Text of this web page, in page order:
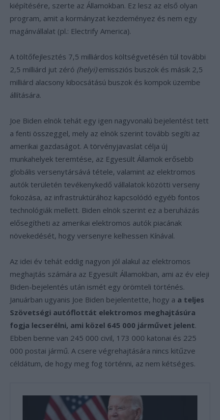
kiépítésére, szerte az Államokban. Ez lesz az első olyan
program, amit a kormányzat kezdeményez és nem egy
magánvállalat (pl.: Electrify America).
A töltőfejlesztés 7,5 milliárdos költségvetésén túl további
2,5 milliárd jut zéró (helyi)emissziós buszok és másik 2,5
milliárd alacsony kibocsátású buszok és kompok üzembe
állítására.
Joe Biden elnök tehát egy igen nagyvonalú bejelentést tett
a fenti összeggel, mely az elnök szerint tovább segíti az
amerikai gazdaságot. A törvényjavaslat célja új
munkahelyek teremtése, az Egyesült Államok erősebb
globális versenytársává tétele, valamint az elektromos
autók területén tevékenykedő vállalatok közötti verseny
fokozása, az infrastruktúrához kapcsolódó egyéb fontos
technológiák mellett. Biden elnök szerint ez a beruházás
elősegítheti az amerikai elektromos autók piacának
növekedését, hogy versenyre kelhessen Kínával.
Az idei év tehát eddig nagyon jól alakul az elektromos
meghajtás számára az Egyesült Államokban, ami az év eleji
Biden-bejelentés után ismét egy örömteli történés.
Januárban ugyanis Joe Biden bejelentette, hogy a a teljes
Szövetségi autóflottát elektromos meghajtásúra
fogja lecserélni, ami közel 645 000 járművet jelent.
Ebben benne van 245 000 civil, 173 000 katonai és 225
000 postai jármű. A csere végrehajtására nincs kitűzve
céldátum, de hogy meg fog történni, az nem kétséges.